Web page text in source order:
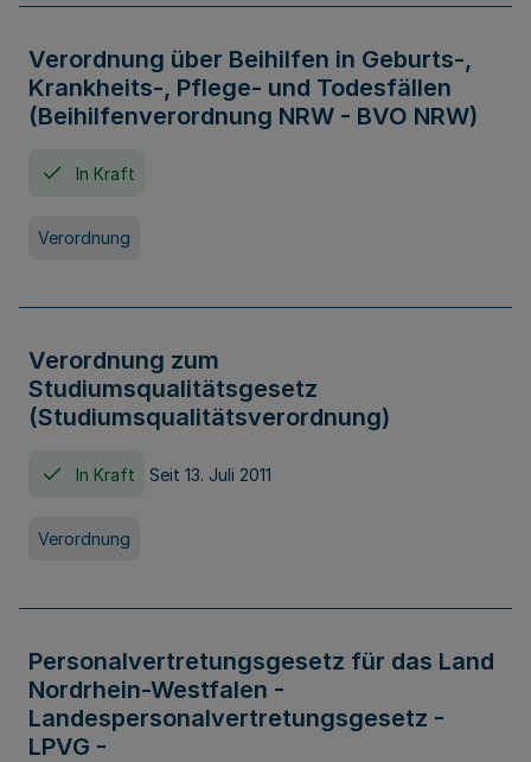
Verordnung über Beihilfen in Geburts-,
Krankheits-, Pflege- und Todesfällen
(Beihilfenverordnung NRW - BVO NRW)
In Kraft
Verordnung
Verordnung zum
Studiumsqualitätsgesetz
(Studiumsqualitätsverordnung)
In Kraft Seit 13. Juli 2011
Verordnung
Personalvertretungsgesetz für das Land
Nordrhein-Westfalen -
Landespersonalvertretungsgesetz -
LPVG -